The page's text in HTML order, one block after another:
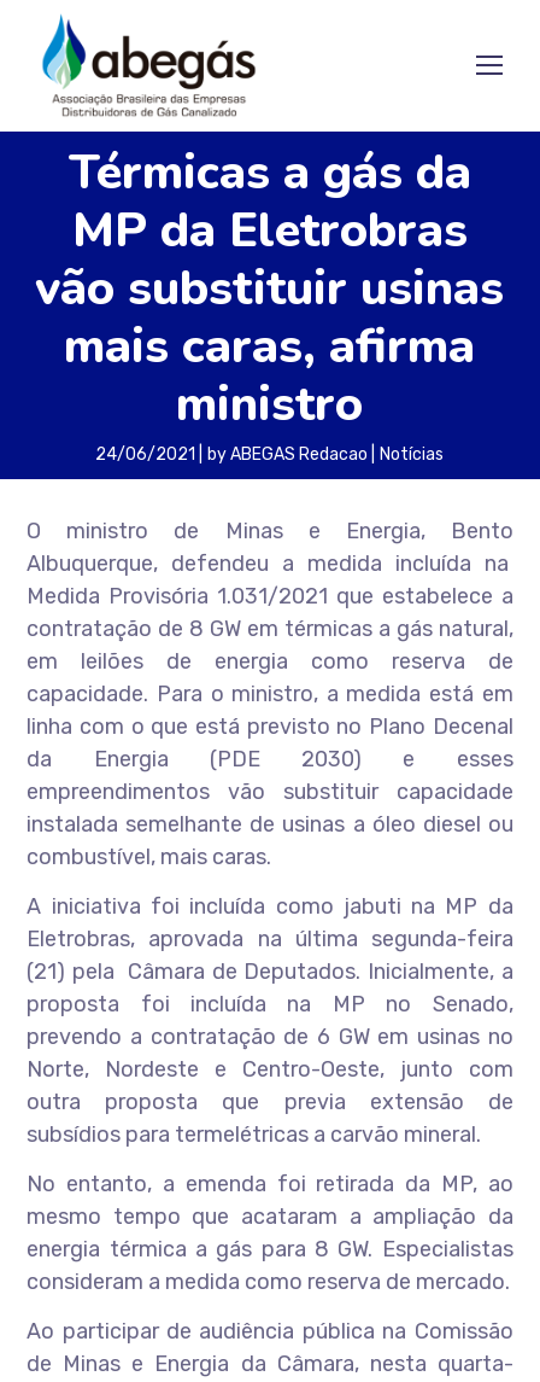
Térmicas a gás da
MP da Eletrobras
vão substituir usinas
mais caras, afirma
ministro
24/06/2021 byABEGAS Redacao Notícias
O ministro de Minas e Energia, Bento
Albuquerque, defendeu a medida incluída na
Medida Provisória 1.031/2021 que estabelece a
contratação de 8 GW em térmicas a gás natural,
em leilões de energia como reserva de
capacidade. Para o ministro, a medida está em
linha com o que está previsto no Plano Decenal
da Energia (PDE 2030) e esses
empreendimentos vão substituir capacidade
instalada semelhante de usinas a óleo diesel ou
combustível, mais caras.
A iniciativa foi incluída como jabuti na MP da
Eletrobras, aprovada na última segunda-feira
(21) pela Câmara de Deputados. Inicialmente, a
proposta foi incluída na MP no Senado,
prevendo a contratação de 6 GW em usinas no
Norte, Nordeste e Centro-Oeste, junto com
outra proposta que previa extensão de
subsídios para termelétricas a carvão mineral.
No entanto, a emenda foi retirada da MP, ao
mesmo tempo que acataram a ampliação da
energia térmica a gás para 8 GW. Especialistas
consideram a medida como reserva de mercado.
Ao participar de audiência pública na Comissão
de Minas e Energia da Câmara, nesta quarta-